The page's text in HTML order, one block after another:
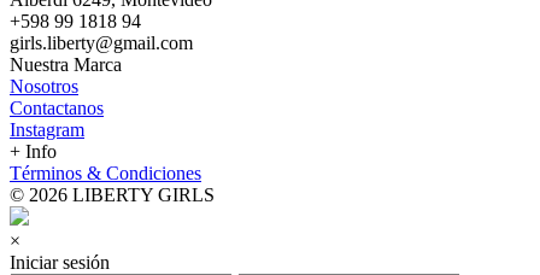
+598 99 1818 94
girls.liberty@gmail.com
Nuestra Marca
Nosotros
Contactanos
Instagram
+ Info
Términos & Condiciones
© 2026 LIBERTY GIRLS
×
Iniciar sesión